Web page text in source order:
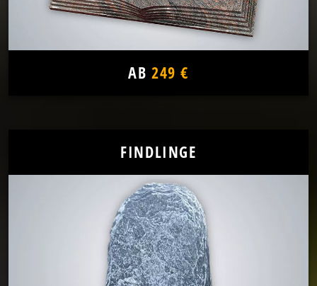
AB 249 €
FINDLINGE